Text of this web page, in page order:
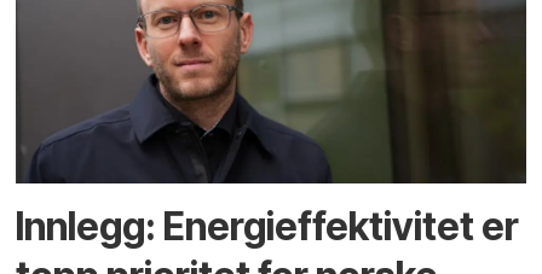
Innlegg: Energieffektivitet er